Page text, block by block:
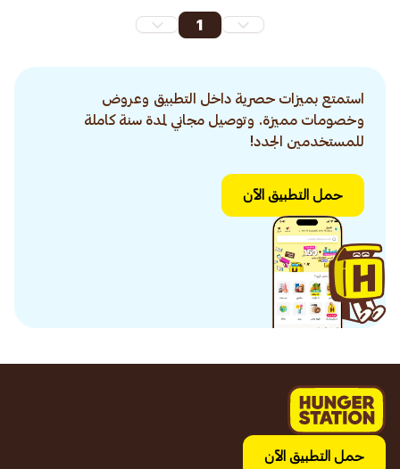
1
استمتع بميزات حصرية داخل التطبيق وعروض
وخصومات مميزة. وتوصيل مجاني لمدة سنة كاملة
للمستخدمين الجدد!
حمل التطبيق الآن
حمل التطبيق الآن